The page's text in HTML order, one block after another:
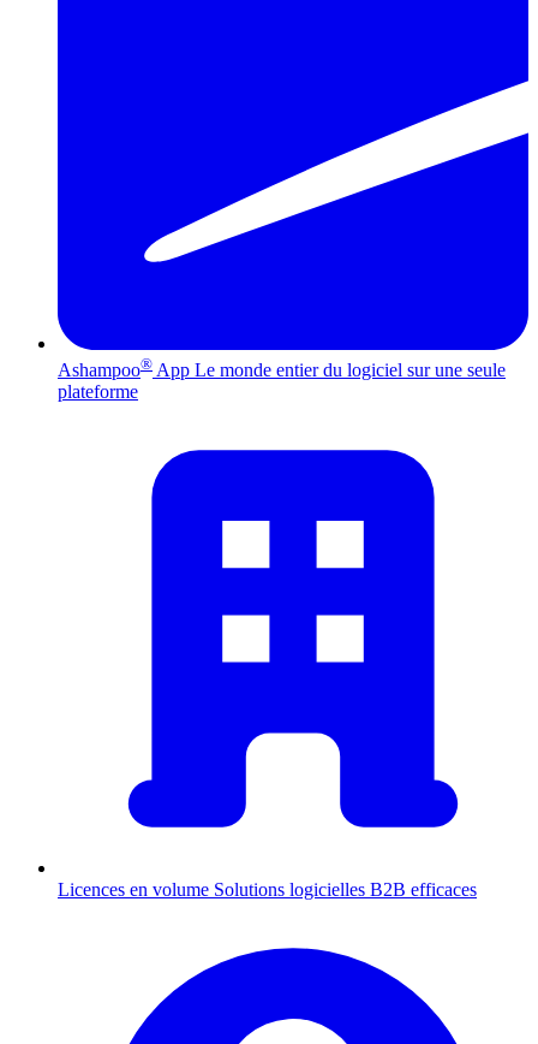
Ashampoo® App Le monde entier du logiciel sur une seule
plateforme
Licences en volume Solutions logicielles B2B efficaces